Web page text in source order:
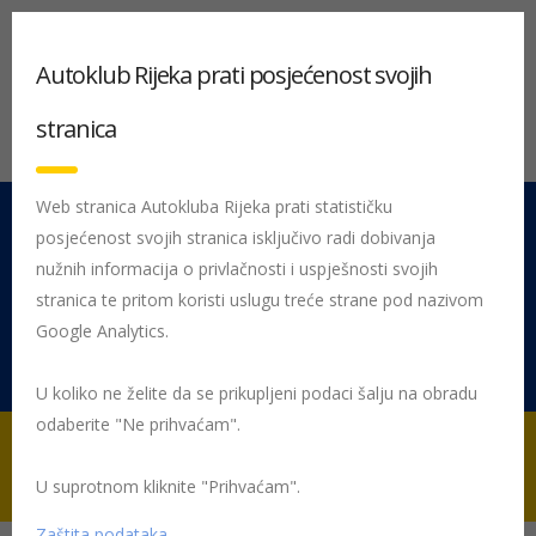
051 212 442 Centrala
Pon - Pet 08:00 - 16:00
Rujevica 9/1, 51000 Rijeka
tehničkom pregledu traktora na terenu
Autoklub Rijeka prati posjećenost svojih
stranica
Web stranica Autokluba Rijeka prati statističku
posjećenost svojih stranica isključivo radi dobivanja
nužnih informacija o privlačnosti i uspješnosti svojih
stranica te pritom koristi uslugu treće strane pod nazivom
Google Analytics.
U koliko ne želite da se prikupljeni podaci šalju na obradu
odaberite "Ne prihvaćam".
U suprotnom kliknite "Prihvaćam".